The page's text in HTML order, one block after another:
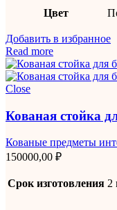
Цвет
Добавить в избранное
Read more
Close
Кованая стойка
Кованые предметы
150000,00 ₽
Срок изготовления 2